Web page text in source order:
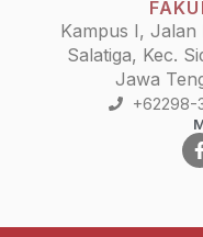
Kampus I,
Salatiga, Kec.
Jawa
+62298-